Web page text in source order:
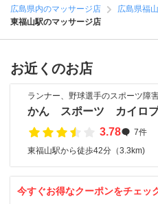
広島県内のマッサージ店
広島県福
東福山駅のマッサージ店
お近くのお店
ランナー、野球選手のスポーツ障
かん スポーツ カイロプ
3.78
7件
東福山駅から徒歩42分（3.3km)
今すぐお得なクーポンをチェッ